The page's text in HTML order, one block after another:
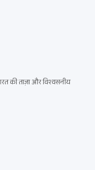
की ताज़ा और विश्वसनीय